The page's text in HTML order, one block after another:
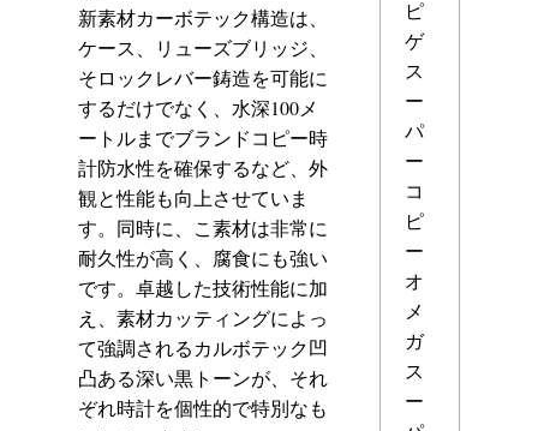
新素材カーボテック構造は、
ケース、リューズブリッジ、
そロックレバー鋳造を可能に
するだけでなく、水深100メ
ートルまでブランドコピー時
計防水性を確保するなど、外
観と性能も向上させていま
す。同時に、こ素材は非常に
耐久性が高く、腐食にも強い
です。卓越した技術性能に加
え、素材カッティングによっ
て強調されるカルボテック凹
凸ある深い黒トーンが、それ
ぞれ時計を個性的で特別なも
ピ
ゲ
ス
ー
パ
ー
コ
ピ
ー
オ
メ
ガ
ス
ー